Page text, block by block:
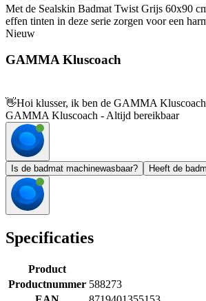
Met de Sealskin Badmat Twist Grijs 60x90
effen tinten in deze serie zorgen voor een
Nieuw
GAMMA Kluscoach
👋Hoi klusser, ik ben de GAMMA
GAMMA Kluscoach - Altijd bereikbaar
Is de badmat machinewasbaar? Heeft de
Specificaties
Product
Productnummer 588273